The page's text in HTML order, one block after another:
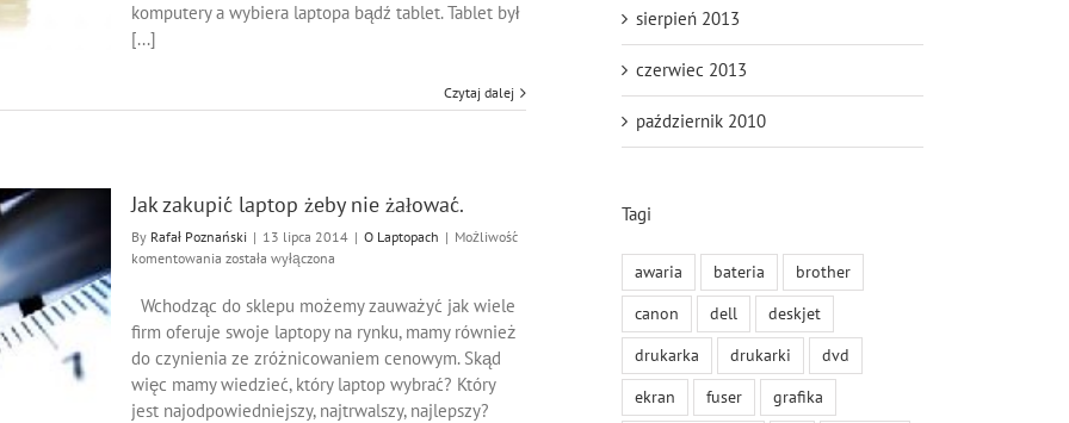
komputery a wybiera laptopa bądź tablet. Tablet był
[...]
Czytaj dalej
Jak zakupić laptop żeby nie żałować.
By Rafał Poznański | 13 lipca 2014 | O Laptopach | Możliwość
komentowania Jak
laptop
nie
żałować.
została wyłączona
Wchodząc do sklepu możemy zauważyć jak wiele
firm oferuje swoje laptopy na rynku, mamy również
do czynienia ze zróżnicowaniem cenowym. Skąd
więc mamy wiedzieć, który laptop wybrać? Który
jest najodpowiedniejszy, najtrwalszy, najlepszy?
sierpień 2013
czerwiec 2013
październik 2010
Tagi
awaria bateria
brother
canon
dell
deskjet
drukarka
drukarki
dvd
ekran
fuser
grafika